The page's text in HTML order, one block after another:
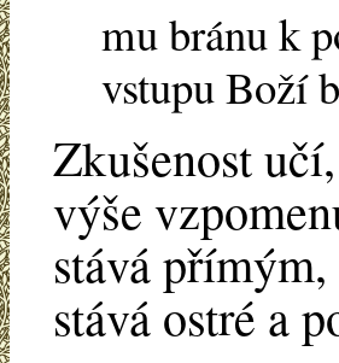
mu bránu k
vstupu Boží
Zkušenost
výše
stává
stává ostré a